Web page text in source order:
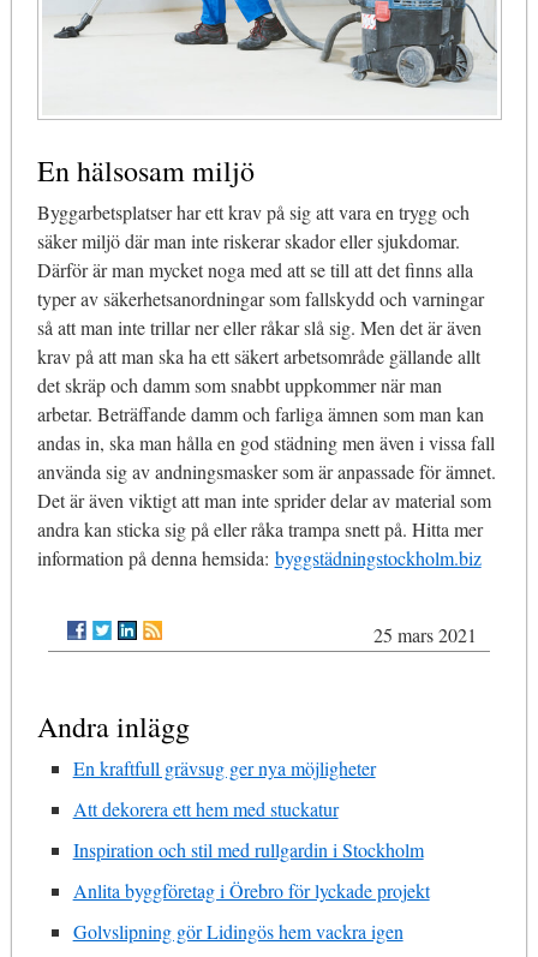
En hälsosam miljö
Byggarbetsplatser har ett krav på sig att vara en trygg och
säker miljö där man inte riskerar skador eller sjukdomar.
Därför är man mycket noga med att se till att det finns alla
typer av säkerhetsanordningar som fallskydd och varningar
så att man inte trillar ner eller råkar slå sig. Men det är även
krav på att man ska ha ett säkert arbetsområde gällande allt
det skräp och damm som snabbt uppkommer när man
arbetar. Beträffande damm och farliga ämnen som man kan
andas in, ska man hålla en god städning men även i vissa fall
använda sig av andningsmasker som är anpassade för ämnet.
Det är även viktigt att man inte sprider delar av material som
andra kan sticka sig på eller råka trampa snett på. Hitta mer
information på denna hemsida: byggstädningstockholm.biz
25 mars 2021
Andra inlägg
En kraftfull grävsug ger nya möjligheter
Att dekorera ett hem med stuckatur
Inspiration och stil med rullgardin i Stockholm
Anlita byggföretag i Örebro för lyckade projekt
Golvslipning gör Lidingös hem vackra igen